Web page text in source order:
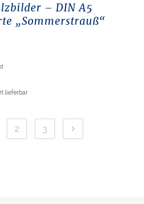
– DIN A5
„Sommerstrauß“
lieferbar
2 3